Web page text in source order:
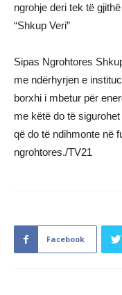
ngrohje deri tek të
“Shkup Veri”
Sipas Ngrohtores
me ndërhyrjen e
borxhi i mbetur për
me këtë do të
që do të ndihmonte në
ngrohtores./TV21
Facebook